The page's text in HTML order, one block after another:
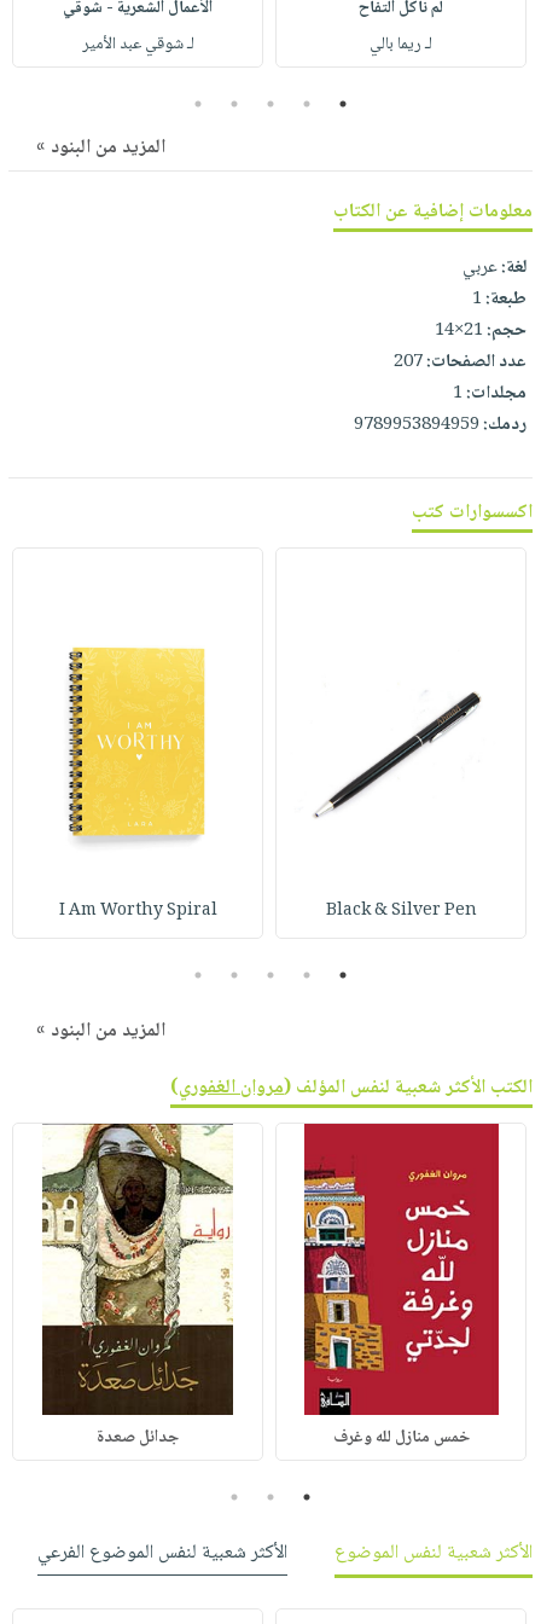
صابون
فيديوهات
أسئلة
وفرات
انشر
كتابك
تواصل
معنا
التسوق
لم نأكل التفاح
لـ ريما بالي
الأعمال الشعرية - شوقي
لـ شوقي عبد الأمير
1
2
3
4
5
المزيد من البنود »
معلومات إضافية عن الكتاب
لغة:عربي
طبعة:1
حجم:21×14
عدد الصفحات:207
مجلدات:1
ردمك:9789953894959
اكسسوارات كتب
Black & Silver Pen
I Am Worthy Spiral
1
2
3
4
5
المزيد من البنود »
الكتب الأكثر شعبية لنفس المؤلف (مروان الغفوري)
خمس منازل لله وغرف جدائل صعدة
1
2
3
الأكثر شعبية لنفس الموضوع
الأكثر شعبية لنفس الموضوع الفرعي